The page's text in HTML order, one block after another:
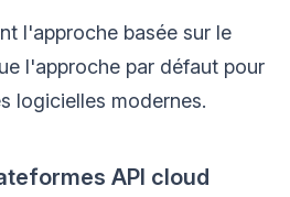
l'approche basée sur le
l'approche par défaut pour
logicielles modernes.
API cloud